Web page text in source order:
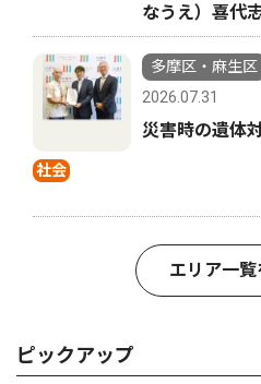
なうえ）喜代
社会
多摩区・麻生区
2026.07.31
災害時の遺体
エリア一覧
ピックアップ